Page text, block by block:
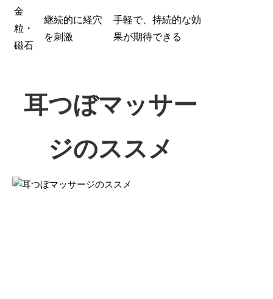
金
粒・
磁石
継続的に経穴
を刺激
手軽で、持続的な効
果が期待できる
耳つぼマッサー
ジのススメ